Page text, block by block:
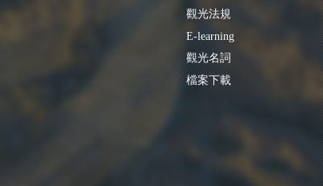
觀光法規
E-learning
觀光名詞
檔案下載